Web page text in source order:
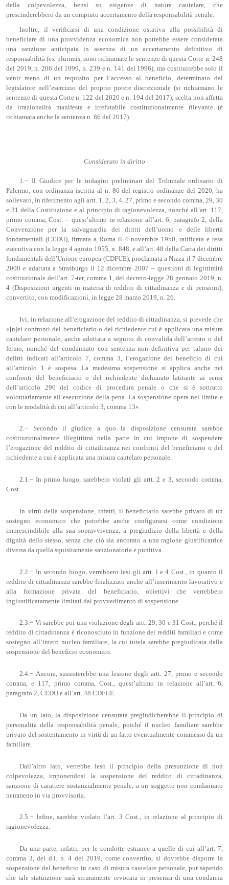
della colpevolezza, bensì su esigenze di natura cautelare, che
prescinderebbero da un compiuto accertamento della responsabilità penale.
Inoltre, il verificarsi di una condizione ostativa alla possibilità di
beneficiare di una provvidenza economica non potrebbe essere considerata
una sanzione anticipata in assenza di un accertamento definitivo di
responsabilità (ex plurimis, sono richiamate le sentenze di questa Corte n. 248
del 2019, n. 206 del 1999, n. 239 e n. 141 del 1996), ma costituirebbe solo il
venir meno di un requisito per l’accesso al beneficio, determinato dal
legislatore nell’esercizio del proprio potere discrezionale (si richiamano le
sentenze di questa Corte n. 122 del 2020 e n. 194 del 2017); scelta non affetta
da irrazionalità manifesta e irrefutabile costituzionalmente rilevante (è
richiamata anche la sentenza n. 86 del 2017).
Considerato in diritto
1.− Il Giudice per le indagini preliminari del Tribunale ordinario di
Palermo, con ordinanza iscritta al n. 86 del registro ordinanze del 2020, ha
sollevato, in riferimento agli artt. 1, 2, 3, 4, 27, primo e secondo comma, 29, 30
e 31 della Costituzione e al principio di ragionevolezza, nonché all’art. 117,
primo comma, Cost. – quest’ultimo in relazione all’art. 6, paragrafo 2, della
Convenzione per la salvaguardia dei diritti dell’uomo e delle libertà
fondamentali (CEDU), firmata a Roma il 4 novembre 1950, ratificata e resa
esecutiva con la legge 4 agosto 1955, n. 848, e all’art. 48 della Carta dei diritti
fondamentali dell’Unione europea (CDFUE), proclamata a Nizza il 7 dicembre
2000 e adattata a Strasburgo il 12 dicembre 2007 – questioni di legittimità
costituzionale dell’art. 7-ter, comma 1, del decreto-legge 28 gennaio 2019, n.
4 (Disposizioni urgenti in materia di reddito di cittadinanza e di pensioni),
convertito, con modificazioni, in legge 28 marzo 2019, n. 26.
Ivi, in relazione all’erogazione del reddito di cittadinanza, si prevede che
«[n]ei confronti del beneficiario o del richiedente cui è applicata una misura
cautelare personale, anche adottata a seguito di convalida dell’arresto o del
fermo, nonché del condannato con sentenza non definitiva per taluno dei
delitti indicati all’articolo 7, comma 3, l’erogazione del beneficio di cui
all’articolo 1 è sospesa. La medesima sospensione si applica anche nei
confronti del beneficiario o del richiedente dichiarato latitante ai sensi
dell’articolo 296 del codice di procedura penale o che si è sottratto
volontariamente all’esecuzione della pena. La sospensione opera nel limite e
con le modalità di cui all’articolo 3, comma 13».
2.− Secondo il giudice a quo la disposizione censurata sarebbe
costituzionalmente illegittima nella parte in cui impone di sospendere
l’erogazione del reddito di cittadinanza nei confronti del beneficiario o del
richiedente a cui è applicata una misura cautelare personale.
2.1.− In primo luogo, sarebbero violati gli artt. 2 e 3, secondo comma,
Cost.
In virtù della sospensione, infatti, il beneficiario sarebbe privato di un
sostegno economico che potrebbe anche configurarsi come condizione
imprescindibile alla sua sopravvivenza, a pregiudizio della libertà e della
dignità dello stesso, senza che ciò sia ancorato a una ragione giustificatrice
diversa da quella squisitamente sanzionatoria e punitiva.
2.2.− In secondo luogo, verrebbero lesi gli artt. l e 4 Cost., in quanto il
reddito di cittadinanza sarebbe finalizzato anche all’inserimento lavorativo e
alla formazione privata del beneficiario, obiettivi che verrebbero
ingiustificatamente limitati dal provvedimento di sospensione.
2.3.− Vi sarebbe poi una violazione degli artt. 29, 30 e 31 Cost., perché il
reddito di cittadinanza è riconosciuto in funzione dei redditi familiari e come
sostegno all’intero nucleo familiare, la cui tutela sarebbe pregiudicata dalla
sospensione del beneficio economico.
2.4.− Ancora, sussisterebbe una lesione degli artt. 27, primo e secondo
comma, e 117, primo comma, Cost., quest’ultimo in relazione all’art. 6,
paragrafo 2, CEDU e all’art. 48 CDFUE.
Da un lato, la disposizione censurata pregiudicherebbe il principio di
personalità della responsabilità penale, poiché il nucleo familiare sarebbe
privato del sostentamento in virtù di un fatto eventualmente commesso da un
familiare.
Dall’altro lato, verrebbe leso il principio della presunzione di non
colpevolezza, imponendosi la sospensione del reddito di cittadinanza,
sanzione di carattere sostanzialmente penale, a un soggetto non condannato
nemmeno in via provvisoria.
2.5.− Infine, sarebbe violato l’art. 3 Cost., in relazione al principio di
ragionevolezza.
Da una parte, infatti, per le condotte estranee a quelle di cui all’art. 7,
comma 3, del d.l. n. 4 del 2019, come convertito, si dovrebbe disporre la
sospensione del beneficio in caso di misura cautelare personale, pur sapendo
che tale statuizione sarà sicuramente revocata in presenza di una condanna